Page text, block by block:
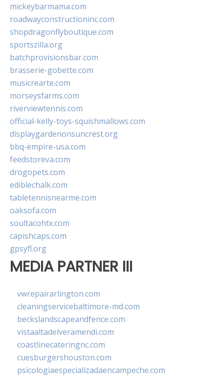
mickeybarmama.com
roadwayconstructioninc.com
shopdragonflyboutique.com
sportszilla.org
batchprovisionsbar.com
brasserie-gobette.com
musicrearte.com
morseysfarms.com
riverviewtennis.com
official-kelly-toys-squishmallows.com
displaygardenonsuncrest.org
bbq-empire-usa.com
feedstoreva.com
drogopets.com
ediblechalk.com
tabletennisnearme.com
oaksofa.com
soultacohtx.com
capishcaps.com
gpsyfl.org
MEDIA PARTNER III
vwrepairarlington.com
cleaningservicebaltimore-md.com
beckslandscapeandfence.com
vistaaltadelveramendi.com
coastlinecateringnc.com
cuesburgershouston.com
psicologiaespecializadaencampeche.com